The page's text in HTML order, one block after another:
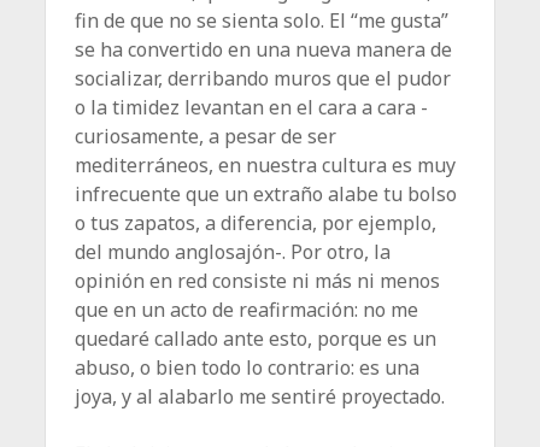
fin de que no se sienta solo. El “me gusta”
se ha convertido en una nueva manera de
socializar, derribando muros que el pudor
o la timidez levantan en el cara a cara -
curiosamente, a pesar de ser
mediterráneos, en nuestra cultura es muy
infrecuente que un extraño alabe tu bolso
o tus zapatos, a diferencia, por ejemplo,
del mundo anglosajón-. Por otro, la
opinión en red consiste ni más ni menos
que en un acto de reafirmación: no me
quedaré callado ante esto, porque es un
abuso, o bien todo lo contrario: es una
joya, y al alabarlo me sentiré proyectado.